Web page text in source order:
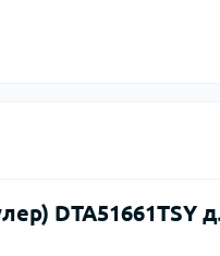
DTA51661TSY